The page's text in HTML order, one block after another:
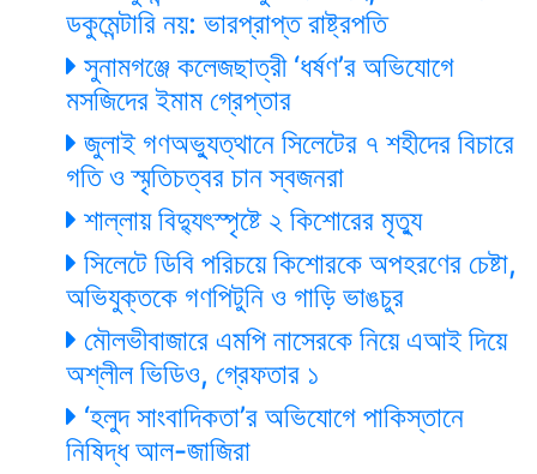
ডকুমেন্টারি নয়: ভারপ্রাপ্ত রাষ্ট্রপতি
সুনামগঞ্জে কলেজছাত্রী ‘ধর্ষণ’র অভিযোগে
মসজিদের ইমাম গ্রেপ্তার
জুলাই গণঅভ্যুত্থানে সিলেটের ৭ শহীদের বিচারে
গতি ও স্মৃতিচত্বর চান স্বজনরা
শাল্লায় বিদ্যুৎস্পৃষ্টে ২ কিশোরের মৃত্যু
সিলেটে ডিবি পরিচয়ে কিশোরকে অপহরণের চেষ্টা,
অভিযুক্তকে গণপিটুনি ও গাড়ি ভাঙচুর
মৌলভীবাজারে এমপি নাসেরকে নিয়ে এআই দিয়ে
অশ্লীল ভিডিও, গ্রেফতার ১
‘হলুদ সাংবাদিকতা’র অভিযোগে পাকিস্তানে
নিষিদ্ধ আল-জাজিরা